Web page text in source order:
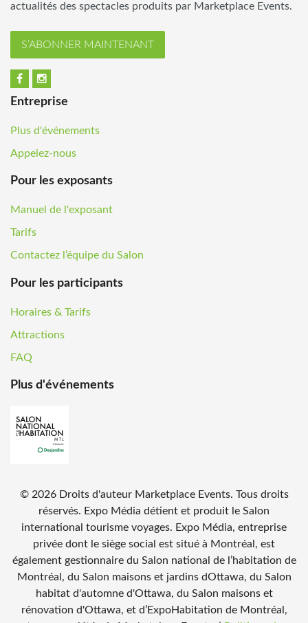
actualités des spectacles produits par Marketplace Events.
S’ABONNER MAINTENANT
Entreprise
Plus d'événements
Appelez-nous
Pour les exposants
Manuel de l'exposant
Tarifs
Contactez l’équipe du Salon
Pour les participants
Horaires & Tarifs
Attractions
FAQ
Plus d'événements
©2026 Droits d'auteur Marketplace Events. Tous droits
réservés. Expo Média détient et produit le Salon
international tourisme voyages. Expo Média, entreprise
privée dont le siège social est situé à Montréal, est
également gestionnaire du Salon national de l’habitation de
Montréal, du Salon maisons et jardins dOttawa, du Salon
habitat d'automne d'Ottawa, du Salon maisons et
rénovation d'Ottawa, et d’ExpoHabitation de Montréal,